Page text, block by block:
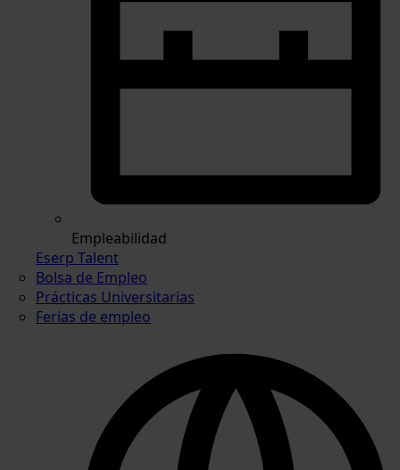
Empleabilidad
Eserp Talent
Bolsa de Empleo
Prácticas Universitarias
Ferias de empleo